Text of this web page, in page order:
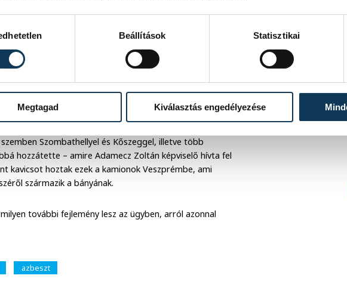
Beállítások Statisztikai
Megtagad Kiválasztás engedélyezése
a városvezetés, hogy mielőbb tiszta képet kapjon a
a közgyűlésen, hogy felvette a kapcsolatot a NAV
élt, ami választ fog adni, hogy mely
az osztrák bányából. Így pedig tudni fogják azt
is, de használtak-e szennyezett alapanyagot más
gazdasági szempontból Veszprémbe nem
a környéken számos bánya működik, így az import
Szombathellyel és Kőszeggel, illetve több
hozzátette – amire Adamecz Zoltán képviselő hívta fel
kavicsot hoztak ezek a kamionok Veszprémbe, ami
származik a bányának.
további fejlemény lesz az ügyben, arról azonnal
azbeszt